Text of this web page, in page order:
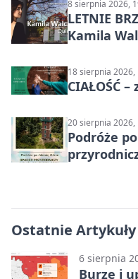
8 sierpnia 2026,
LETNIE
Kamila
18 sierpnia 2026,
CIAŁOŚĆ
20 sierpnia 2026,
Podróże
Ostatnie Artykuły
6 sierpnia
Burze i